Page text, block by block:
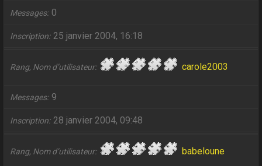
Messages 0
Inscription 25 janvier 2004, 16:18
Rang, Nom d’utilisateur carole2003
Messages 9
Inscription 28 janvier 2004, 09:48
Rang, Nom d’utilisateur babeloune